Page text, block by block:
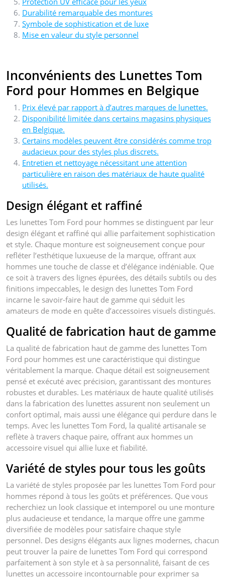
Durabilité remarquable des montures
Symbole de sophistication et de luxe
Mise en valeur du style personnel
Inconvénients des Lunettes Tom
Ford pour Hommes en Belgique
Prix élevé par rapport à d’autres marques de lunettes.
Disponibilité limitée dans certains magasins physiques
en Belgique.
Certains modèles peuvent être considérés comme trop
audacieux pour des styles plus discrets.
Entretien et nettoyage nécessitant une attention
particulière en raison des matériaux de haute qualité
utilisés.
Design élégant et raffiné
Les lunettes Tom Ford pour hommes se distinguent par leur
design élégant et raffiné qui allie parfaitement sophistication
et style. Chaque monture est soigneusement conçue pour
refléter l’esthétique luxueuse de la marque, offrant aux
hommes une touche de classe et d’élégance indéniable. Que
ce soit à travers des lignes épurées, des détails subtils ou des
finitions impeccables, le design des lunettes Tom Ford
incarne le savoir-faire haut de gamme qui séduit les
amateurs de mode en quête d’accessoires visuels distingués.
Qualité de fabrication haut de gamme
La qualité de fabrication haut de gamme des lunettes Tom
Ford pour hommes est une caractéristique qui distingue
véritablement la marque. Chaque détail est soigneusement
pensé et exécuté avec précision, garantissant des montures
robustes et durables. Les matériaux de haute qualité utilisés
dans la fabrication des lunettes assurent non seulement un
confort optimal, mais aussi une élégance qui perdure dans le
temps. Avec les lunettes Tom Ford, la qualité artisanale se
reflète à travers chaque paire, offrant aux hommes un
accessoire visuel qui allie luxe et fiabilité.
Variété de styles pour tous les goûts
La variété de styles proposée par les lunettes Tom Ford pour
hommes répond à tous les goûts et préférences. Que vous
recherchiez un look classique et intemporel ou une monture
plus audacieuse et tendance, la marque offre une gamme
diversifiée de modèles pour satisfaire chaque style
personnel. Des designs élégants aux lignes modernes, chacun
peut trouver la paire de lunettes Tom Ford qui correspond
parfaitement à son style et à sa personnalité, faisant de ces
lunettes un accessoire incontournable pour exprimer sa